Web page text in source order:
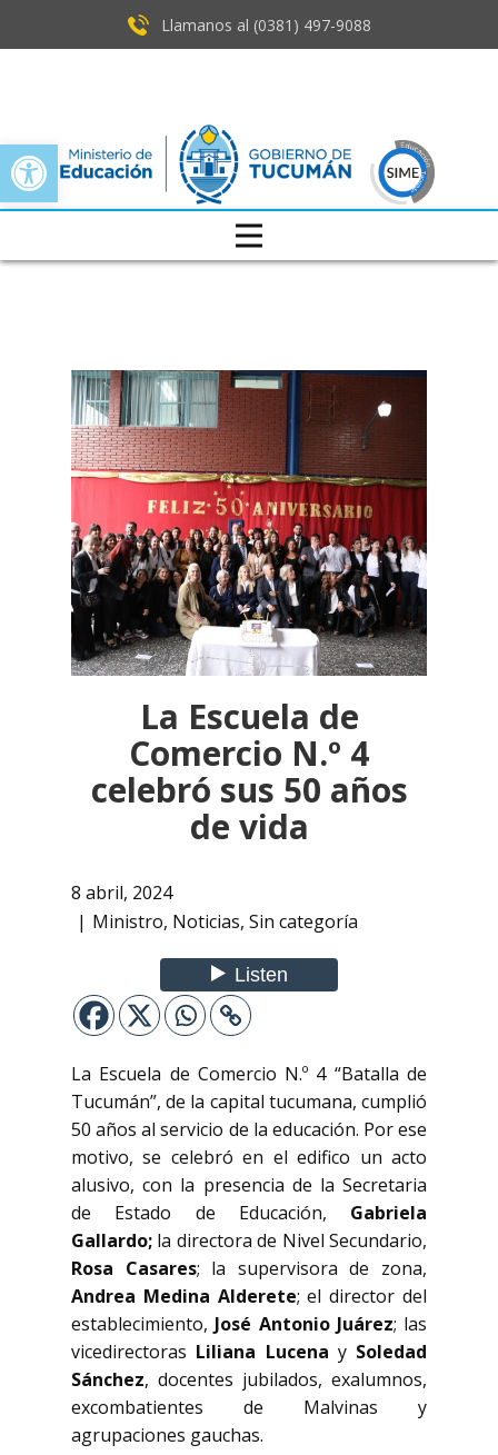
Open toolbar
Llamanos al (0381) ​497-9088
La Escuela de
Comercio N.º 4
celebró sus 50 años
de vida
8 abril, 2024
Ministro, Noticias, Sin categoría
La Escuela de Comercio N.º 4 “Batalla de
Tucumán”, de la capital tucumana, cumplió
50 años al servicio de la educación. Por ese
motivo, se celebró en el edifico un acto
alusivo, con la presencia de la Secretaria
de Estado de Educación, Gabriela
Gallardo; la directora de Nivel Secundario,
Rosa Casares; la supervisora de zona,
Andrea Medina Alderete; el director del
establecimiento, José Antonio Juárez; las
vicedirectoras Liliana Lucena y Soledad
Sánchez, docentes jubilados, exalumnos,
excombatientes de Malvinas y
agrupaciones gauchas.